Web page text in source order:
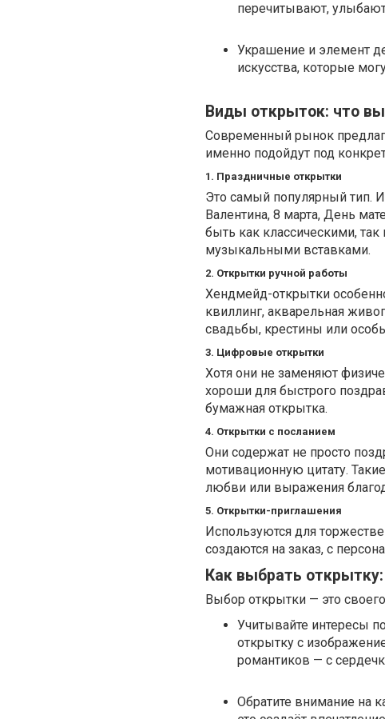
перечитывают,
Украшение и элемент
искусства, которые
Виды открыток: что
Современный рынок
именно подойдут под
1. Праздничные открытки
Это самый популярный тип.
Валентина, 8 марта, День
быть как классическими,
музыкальными вставками.
2. Открытки ручной работы
Хендмейд-открытки
квиллинг, акварельная
свадьбы, крестины или
3. Цифровые открытки
Хотя они не заменяют
хороши для быстрого
бумажная открытка.
4. Открытки с посланием
Они содержат не просто
мотивационную цитату.
любви или выражения
5. Открытки-приглашения
Используются для
создаются на заказ, с
Как выбрать
Выбор открытки — это
Учитывайте интересы
открытку с
романтиков — с
Обратите внимание на